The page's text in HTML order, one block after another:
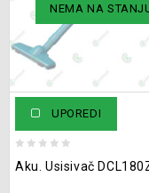
NEMA NA
UPOREDI
out
Aku. Usisivač